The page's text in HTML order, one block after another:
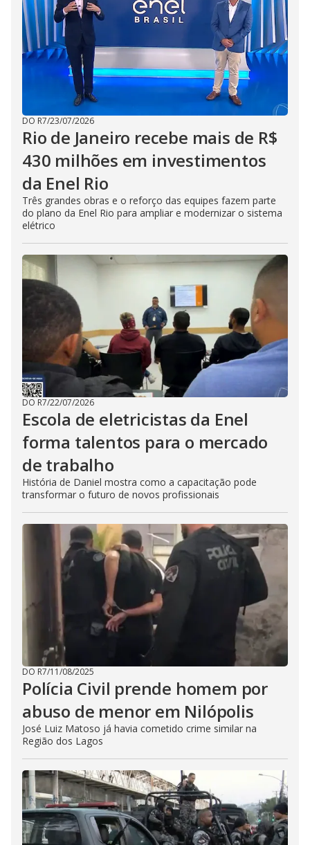
DO R7/23/07/2026
Rio de Janeiro recebe mais de R$
430 milhões em investimentos
da Enel Rio
Três grandes obras e o reforço das equipes fazem parte
do plano da Enel Rio para ampliar e modernizar o sistema
elétrico
DO R7/22/07/2026
Escola de eletricistas da Enel
forma talentos para o mercado
de trabalho
História de Daniel mostra como a capacitação pode
transformar o futuro de novos profissionais
DO R7/11/08/2025
Polícia Civil prende homem por
abuso de menor em Nilópolis
José Luiz Matoso já havia cometido crime similar na
Região dos Lagos